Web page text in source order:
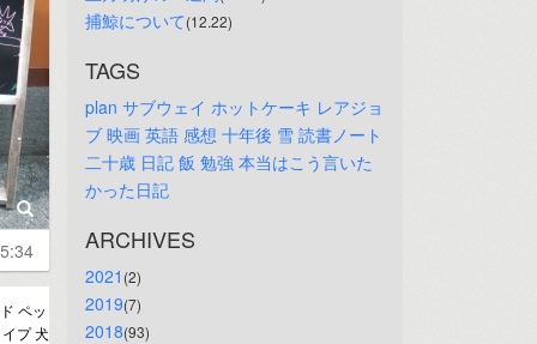
ペッ
プ 犬
捕鯨について(12.22)
TAGS
plan サブウェイ ホットケーキ レアジョ
ブ 映画 英語 感想 十年後 雪 読書ノート
二十歳 日記 飯 勉強 本当はこう言いた
かった日記
ARCHIVES
2021 (2)
2019(7)
2018(93)